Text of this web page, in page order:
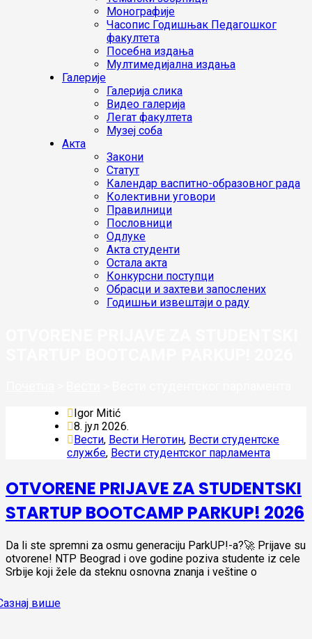
Монографије
Часопис Годишњак Педагошког
факултета
Посебна издања
Мултимедијална издања
Галерије
Галерија слика
Видео галерија
Легат факултета
Музеј соба
Акта
Закони
Статут
Календар васпитно-образовног рада
Колективни уговори
Правилници
Пословници
Одлуке
Акта студенти
Остала акта
Конкурсни поступци
Обрасци и захтеви запослених
Годишњи извештаји о раду
Igor Mitić
8. јул 2026.
Вести, Вести Неготин, Вести студентске
службе, Вести студентског парламента
OTVORENE PRIJAVE ZA STUDENTSKI
STARTUP BOOTCAMP PARKUP! 2026
Da li ste spremni za osmu generaciju ParkUP!-a?🚀 Prijave su
otvorene! NTP Beograd i ove godine poziva studente iz cele
Srbije koji žele da steknu osnovna znanja i veštine o